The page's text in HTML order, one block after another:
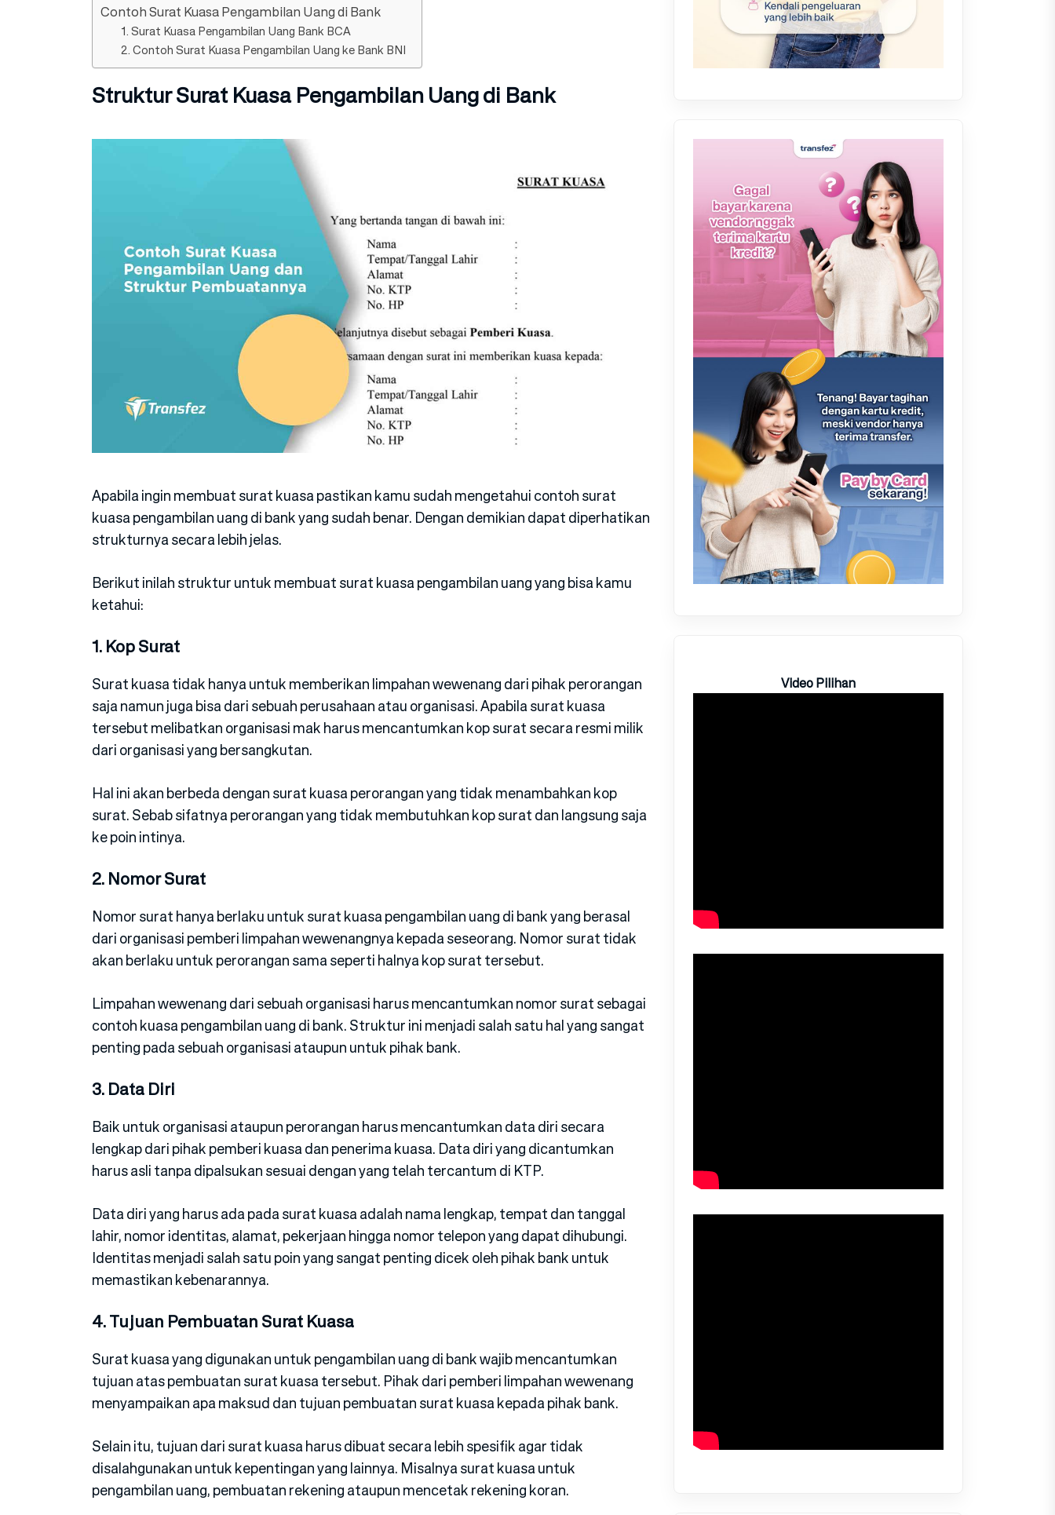
Contoh Surat Kuasa Pengambilan Uang di Bank
1. Surat Kuasa Pengambilan Uang Bank BCA
2. Contoh Surat Kuasa Pengambilan Uang ke Bank BNI
Struktur Surat Kuasa Pengambilan Uang di Bank
Apabila ingin membuat surat kuasa pastikan kamu sudah mengetahui contoh surat
kuasa pengambilan uang di bank yang sudah benar. Dengan demikian dapat diperhatikan
strukturnya secara lebih jelas.
Berikut inilah struktur untuk membuat surat kuasa pengambilan uang yang bisa kamu
ketahui:
1. Kop Surat
Surat kuasa tidak hanya untuk memberikan limpahan wewenang dari pihak perorangan
saja namun juga bisa dari sebuah perusahaan atau organisasi. Apabila surat kuasa
tersebut melibatkan organisasi mak harus mencantumkan kop surat secara resmi milik
dari organisasi yang bersangkutan.
Hal ini akan berbeda dengan surat kuasa perorangan yang tidak menambahkan kop
surat. Sebab sifatnya perorangan yang tidak membutuhkan kop surat dan langsung saja
ke poin intinya.
2. Nomor Surat
Nomor surat hanya berlaku untuk surat kuasa pengambilan uang di bank yang berasal
dari organisasi pemberi limpahan wewenangnya kepada seseorang. Nomor surat tidak
akan berlaku untuk perorangan sama seperti halnya kop surat tersebut.
Limpahan wewenang dari sebuah organisasi harus mencantumkan nomor surat sebagai
contoh kuasa pengambilan uang di bank. Struktur ini menjadi salah satu hal yang sangat
penting pada sebuah organisasi ataupun untuk pihak bank.
3. Data Diri
Baik untuk organisasi ataupun perorangan harus mencantumkan data diri secara
lengkap dari pihak pemberi kuasa dan penerima kuasa. Data diri yang dicantumkan
harus asli tanpa dipalsukan sesuai dengan yang telah tercantum di KTP.
Data diri yang harus ada pada surat kuasa adalah nama lengkap, tempat dan tanggal
lahir, nomor identitas, alamat, pekerjaan hingga nomor telepon yang dapat dihubungi.
Identitas menjadi salah satu poin yang sangat penting dicek oleh pihak bank untuk
memastikan kebenarannya.
4. Tujuan Pembuatan Surat Kuasa
Surat kuasa yang digunakan untuk pengambilan uang di bank wajib mencantumkan
tujuan atas pembuatan surat kuasa tersebut. Pihak dari pemberi limpahan wewenang
menyampaikan apa maksud dan tujuan pembuatan surat kuasa kepada pihak bank.
Selain itu, tujuan dari surat kuasa harus dibuat secara lebih spesifik agar tidak
disalahgunakan untuk kepentingan yang lainnya. Misalnya surat kuasa untuk
pengambilan uang, pembuatan rekening ataupun mencetak rekening koran.
Video Pilihan